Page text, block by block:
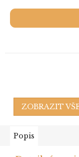
ZOBRAZIT
Popis